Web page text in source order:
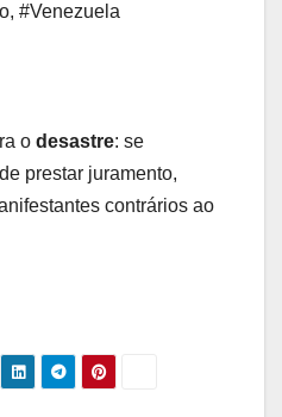
, #Venezuela
o desastre: se
prestar juramento,
contrários ao